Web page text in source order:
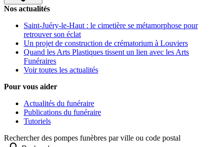
Nos actualités
Saint-Juéry-le-Haut : le cimetière se métamorphose pour
retrouver son éclat
Un projet de construction de crématorium à Louviers
Quand les Arts Plastiques tissent un lien avec les Arts
Funéraires
Voir toutes les actualités
Pour vous aider
Actualités du funéraire
Publications du funéraire
Tutoriels
Rechercher des pompes funèbres par ville ou code postal